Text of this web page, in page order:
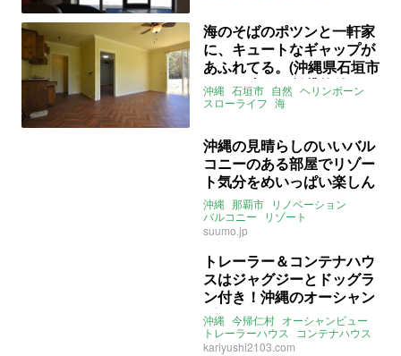
海のそばのポツンと一軒家
に、キュートなギャップが
あふれてる。(沖縄県石垣市
51㎡の売買・賃貸物件)
沖縄 石垣市 自然 ヘリンボーン
スローライフ 海
沖縄の見晴らしのいいバル
コニーのある部屋でリゾー
ト気分をめいっぱい楽しん
じゃえ｜沖縄県那覇市 賃貸
59㎡
沖縄 那覇市 リノベーション
バルコニー
リゾート
suumo.jp
トレーラー＆コンテナハウ
スはジャグジーとドッグラ
ン付き！沖縄のオーシャン
ビュー
沖縄 今帰仁村 オーシャンビュー
トレーラーハウス
コンテナハウス
ジャグジー ドッグラン
kariyushi2103.com